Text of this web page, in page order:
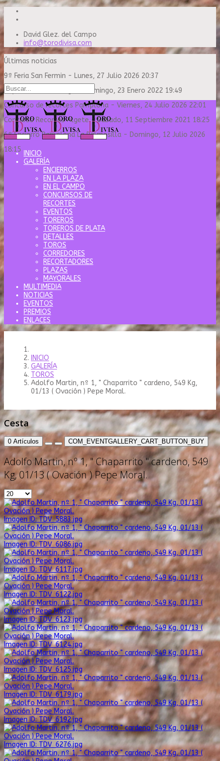
David Glez. del Campo
info@torodivisa.com
Últimas noticias
9ª Feria San Fermin - Lunes, 27 Julio 2026 20:37
Capea Sanse Domingo
Domingo, 23 Enero 2022 19:49
Concurso de recortes Pamplona - Viernes, 24 Julio 2026 22:01
Concurso Recortes Algete-Sábado, 11 Septiembre 2021 18:25
6º Encierro Pamplona La Palmosilla - Domingo, 12 Julio 2026
18:15
INICIO
GALERÍA
ENCIERROS
EN LA PLAZA
EN EL CAMPO
CONCURSOS DE
RECORTES
EVENTOS
TOREROS
TOREROS DE PLATA
DETALLES
TOROS
CORREDORES
RECORTADORES
PLAZAS
MAYORALES
MULTIMEDIA
NOTICIAS
EVENTOS
PREMIOS
ENLACES
INICIO
GALERÍA
TOROS
Adolfo Martin, nº 1, " Chaparrito " cardeno, 549 Kg,
01/13 ( Ovación ) Pepe Moral.
Cesta
0 Artículos COM_EVENTGALLERY_CART_BUTTON_BUY
Adolfo Martin, nº 1, " Chaparrito " cardeno, 549
Kg, 01/13 ( Ovación ) Pepe Moral.
Imagen ID: TDV_5883.jpg
Imagen ID: TDV_6086.jpg
Imagen ID: TDV_6117.jpg
Imagen ID: TDV_6122.jpg
Imagen ID: TDV_6123.jpg
Imagen ID: TDV_6124.jpg
Imagen ID: TDV_6125.jpg
Imagen ID: TDV_6179.jpg
Imagen ID: TDV_6192.jpg
Imagen ID: TDV_6276.jpg